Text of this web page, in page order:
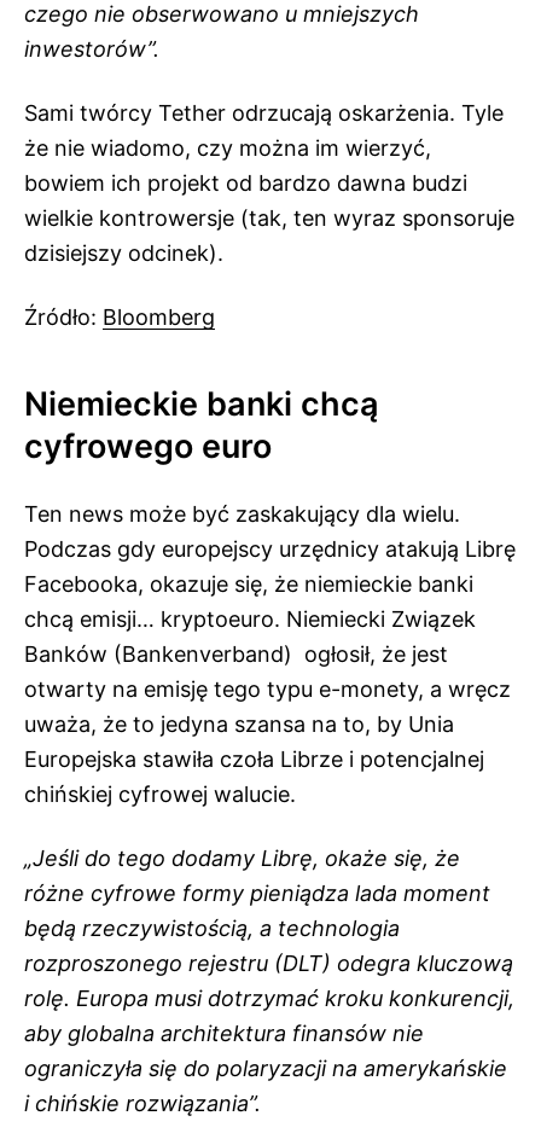
czego nie obserwowano u mniejszych
inwestorów”.
Sami twórcy Tether odrzucają oskarżenia. Tyle
że nie wiadomo, czy można im wierzyć,
bowiem ich projekt od bardzo dawna budzi
wielkie kontrowersje (tak, ten wyraz sponsoruje
dzisiejszy odcinek).
Źródło: Bloomberg
Niemieckie banki chcą
cyfrowego euro
Ten news może być zaskakujący dla wielu.
Podczas gdy europejscy urzędnicy atakują Librę
Facebooka, okazuje się, że niemieckie banki
chcą emisji… kryptoeuro. Niemiecki Związek
Banków (Bankenverband) ogłosił, że jest
otwarty na emisję tego typu e-monety, a wręcz
uważa, że to jedyna szansa na to, by Unia
Europejska stawiła czoła Librze i potencjalnej
chińskiej cyfrowej walucie.
„Jeśli do tego dodamy Librę, okaże się, że
różne cyfrowe formy pieniądza lada moment
będą rzeczywistością, a technologia
rozproszonego rejestru (DLT) odegra kluczową
rolę. Europa musi dotrzymać kroku konkurencji,
aby globalna architektura finansów nie
ograniczyła się do polaryzacji na amerykańskie
i chińskie rozwiązania”.